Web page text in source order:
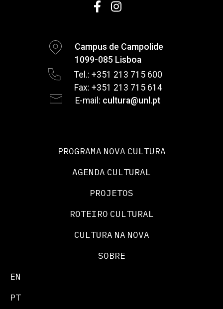
Campus de Campolide
1099-085 Lisboa
Tel.: +351 213 715 600
Fax: +351 213 715 614
E-mail: cultura@unl.pt
PROGRAMA NOVA CULTURA
AGENDA CULTURAL
PROJETOS
ROTEIRO CULTURAL
CULTURA NA NOVA
SOBRE
EN
PT